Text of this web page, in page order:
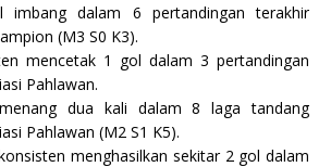
imbang dalam 6 pertandingan terakhir
(M3 S0 K3).
mencetak 1 gol dalam 3 pertandingan
Pahlawan.
dua kali dalam 8 laga tandang
Pahlawan (M2 S1 K5).
menghasilkan sekitar 2 gol dalam